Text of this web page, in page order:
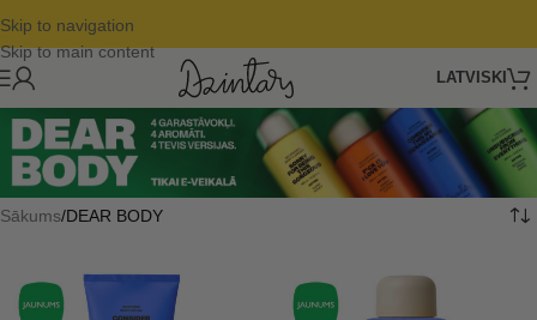
Skip to navigation
Skip to main content
LATVISKI
Sākums DEAR BODY